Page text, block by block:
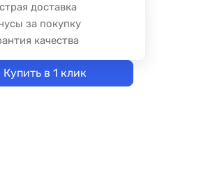
доставка
за покупку
качества
Купить в 1 клик